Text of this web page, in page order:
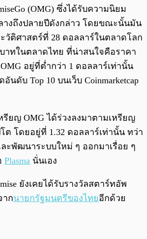
(OMG) ซึ่งได้รับความนิยม
างถึงปลายปีดังกล่าว โดยขณะนั้นมัน
วัติศาสตร์ที่ 28 ดอลลาร์ในตลาดโลก
าทในตลาดไทย ที่น่าสนใจคือราคา
อยู่ที่ต่ำกว่า 1 ดอลลาร์เท่านั้น
นดับ Top 10 บนเว็บ Coinmarketcap
รียญ OMG ได้ร่วงลงมาตามเหรียญ
ต โดยอยู่ที่ 1.32 ดอลลาร์เท่านั้น ทว่า
ละพัฒนาระบบใหม่ ๆ ออกมาเรื่อย ๆ
Plasma นั่นเอง
ยังเคยได้รับรางวัลสตาร์ทอัพ
ากนายกรัฐมนตรีของไทยอีกด้วย